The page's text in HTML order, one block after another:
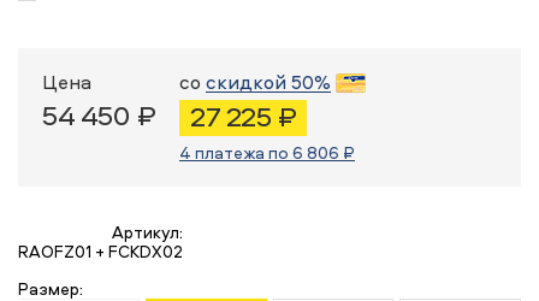
Цена
54 450 ₽
со скидкой 50%
27 225 ₽
4 платежа по 6 806 ₽
Артикул:
RAOFZ01 + FCKDX02
Размер: